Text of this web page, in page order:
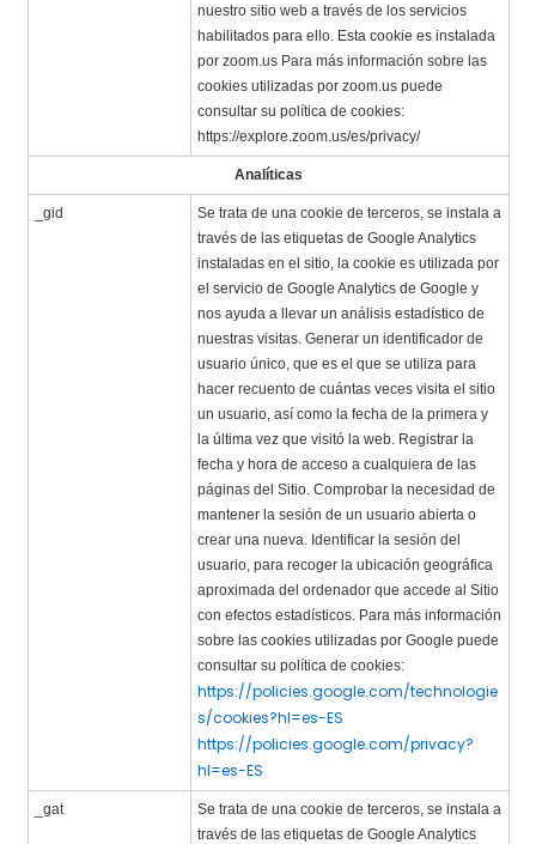
nuestro sitio web a través de los servicios
habilitados para ello. Esta cookie es instalada
por zoom.us Para más información sobre las
cookies utilizadas por zoom.us puede
consultar su política de cookies:
https://explore.zoom.us/es/privacy/
Analíticas
_gid
Se trata de una cookie de terceros, se instala a
través de las etiquetas de Google Analytics
instaladas en el sitio, la cookie es utilizada por
el servicio de Google Analytics de Google y
nos ayuda a llevar un análisis estadístico de
nuestras visitas. Generar un identificador de
usuario único, que es el que se utiliza para
hacer recuento de cuántas veces visita el sitio
un usuario, así como la fecha de la primera y
la última vez que visitó la web. Registrar la
fecha y hora de acceso a cualquiera de las
páginas del Sitio. Comprobar la necesidad de
mantener la sesión de un usuario abierta o
crear una nueva. Identificar la sesión del
usuario, para recoger la ubicación geográfica
aproximada del ordenador que accede al Sitio
con efectos estadísticos. Para más información
sobre las cookies utilizadas por Google puede
consultar su política de cookies:
https://policies.google.com/technologie
s/cookies?hl=es-ES
https://policies.google.com/privacy?
hl=es-ES
_gat
Se trata de una cookie de terceros, se instala a
través de las etiquetas de Google Analytics